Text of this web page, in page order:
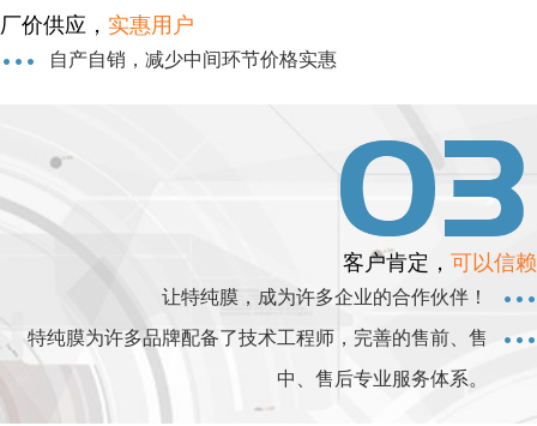
厂价供应， 实惠用户
自产自销，减少中间环节价格实惠
客户肯定， 可以信赖
让特纯膜，成为许多企业的合作伙伴！
特纯膜为许多品牌配备了技术工程师，完善的售前、售
中、售后专业服务体系。